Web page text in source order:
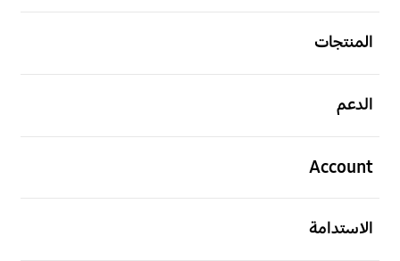
المنتجات
الدعم
Account
الاستدامة